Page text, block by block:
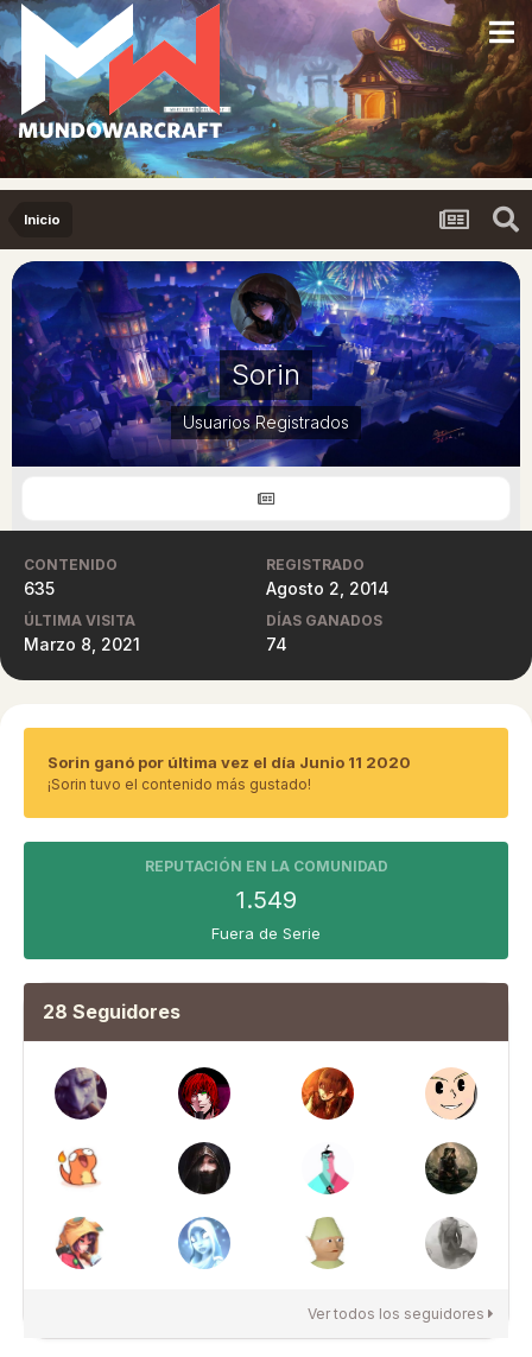
Inicio
Sorin
Usuarios Registrados
CONTENIDO
635
REGISTRADO
Agosto 2, 2014
ÚLTIMA VISITA
Marzo 8, 2021
DÍAS GANADOS
74
Sorin ganó por última vez el día Junio 11 2020
¡Sorin tuvo el contenido más gustado!
REPUTACIÓN EN LA COMUNIDAD
1.549
Fuera de Serie
28 Seguidores
Ver todos los seguidores